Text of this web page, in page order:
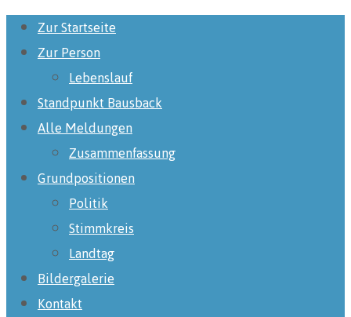
Zur Startseite
Zur Person
Lebenslauf
Standpunkt Bausback
Alle Meldungen
Zusammenfassung
Grundpositionen
Politik
Stimmkreis
Landtag
Bildergalerie
Kontakt